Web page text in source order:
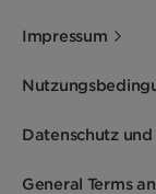
Impressum
Datenschutz
General Terms